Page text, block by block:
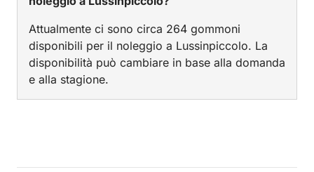
Attualmente ci sono circa 264 gommoni
disponibili per il noleggio a Lussinpiccolo. La
disponibilità può cambiare in base alla domanda
e alla stagione.